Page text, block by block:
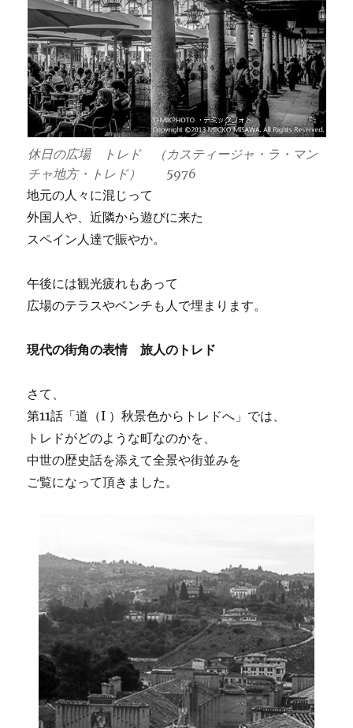
休日の広場 トレド （カスティージャ・ラ・マン
チャ地方・トレド） 5976
地元の人々に混じって
外国人や、近隣から遊びに来た
スペイン人達で賑やか。
午後には観光疲れもあって
広場のテラスやベンチも人で埋まります。
現代の街角の表情 旅人のトレド
さて、
第11話「道（I ）秋景色からトレドへ」では、
トレドがどのような町なのかを、
中世の歴史話を添えて全景や街並みを
ご覧になって頂きました。